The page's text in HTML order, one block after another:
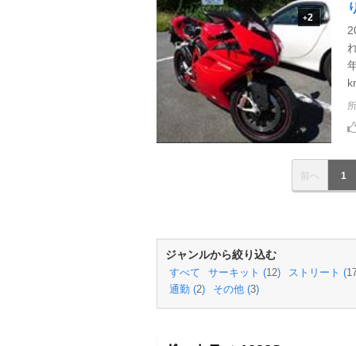
+2
前へ 1
ジャンルから絞り込む
すべて サーキット (12) ストリート (
通勤 (2) その他 (3)